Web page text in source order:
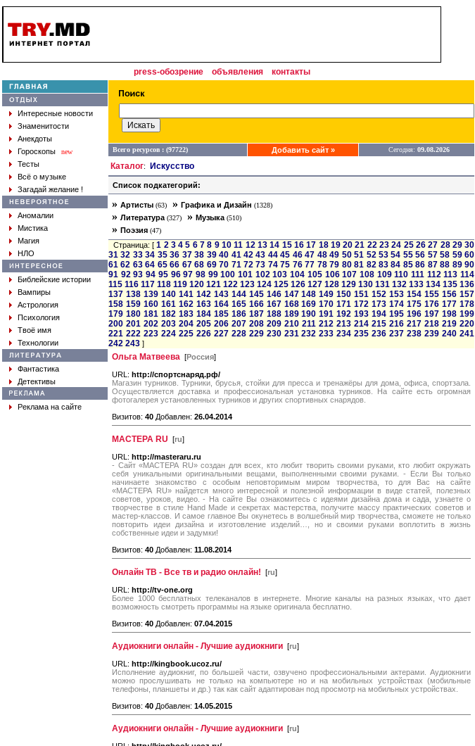
press-обозрение объявления контакты
Интересные новости
Знаменитости
Анекдоты
Гороскопы
new
Тесты
Всё о музыке
Загадай желание !
Аномалии
Мистика
Магия
НЛО
Библейские истории
Вампиры
Астрология
Психология
Твоё имя
Технологии
Фантастика
Детективы
Реклама на сайте
Всего ресурсов : (97722) Добавить сайт » Сегодня: 09.08.2026
Каталог: Искусство
Список подкатегорий:
» Артисты (63) » Графика и Дизайн (1328)
» Литература (327) » Музыка (510)
» Поэзия (47)
Страница: [1 2 3 4 5 6 7 8 9 10 11 12 13 14 15 16 17 18 19 20 21 22 23 24 25 26 27 28 29 30
31 32 33 34 35 36 37 38 39 40 41 42 43 44 45 46 47 48 49 50 51 52 53 54 55 56 57 58 59 60
61 62 63 64 65 66 67 68 69 70 71 72 73 74 75 76 77 78 79 80 81 82 83 84 85 86 87 88 89 90
91 92 93 94 95 96 97 98 99 100 101 102 103 104 105 106 107 108 109 110 111 112 113 114
115 116 117 118 119 120 121 122 123 124 125 126 127 128 129 130 131 132 133 134 135 136
137 138 139 140 141 142 143 144 145 146 147 148 149 150 151 152 153 154 155 156 157
158 159 160 161 162 163 164 165 166 167 168 169 170 171 172 173 174 175 176 177 178
179 180 181 182 183 184 185 186 187 188 189 190 191 192 193 194 195 196 197 198 199
200 201 202 203 204 205 206 207 208 209 210 211 212 213 214 215 216 217 218 219 220
221 222 223 224 225 226 227 228 229 230 231 232 233 234 235 236 237 238 239 240 241
242 243 ]
Ольга Матвеева [Россия]
URL: http://спортснаряд.рф/
Магазин турников. Турники, брусья, стойки для пресса и тренажёры для дома, офиса, спортзала.
Осуществляется доставка и профессиональная установка турников. На сайте есть огромная
фотогалерея установленных турников и других спортивных снарядов.
Визитов: 40 Добавлен: 26.04.2014
МАСТЕРА RU [ru]
URL: http://masteraru.ru
- Сайт «МАСТЕРА RU» создан для всех, кто любит творить своими руками, кто любит окружать
себя уникальными оригинальными вещами, выполненными своими руками. - Если Вы только
начинаете знакомство с особым неповторимым миром творчества, то для Вас на сайте
«МАСТЕРА RU» найдется много интересной и полезной информации в виде статей, полезных
советов, уроков, видео. - На сайте Вы ознакомитесь с идеями дизайна дома и сада, узнаете о
творчестве в стиле Hand Made и секретах мастерства, получите массу практических советов и
мастер-классов. И самое главное Вы окунетесь в волшебный мир творчества, сможете не только
повторить идеи дизайна и изготовление изделий…, но и своими руками воплотить в жизнь
собственные идеи и задумки!
Визитов: 40 Добавлен: 11.08.2014
Онлайн ТВ - Все тв и радио онлайн! [ru]
URL: http://tv-one.org
Более 1000 бесплатных телеканалов в интернете. Многие каналы на разных языках, что дает
возможность смотреть программы на языке оригинала бесплатно.
Визитов: 40 Добавлен: 07.04.2015
Аудиокниги онлайн - Лучшие аудиокниги [ru]
URL: http://kingbook.ucoz.ru/
Исполнение аудиокниг, по большей части, озвучено профессиональными актерами. Аудиокниги
можно прослушивать не только на компьютере но и на мобильных устройствах (мобильные
телефоны, планшеты и др.) так как сайт адаптирован под просмотр на мобильных устройствах.
Визитов: 40 Добавлен: 14.05.2015
Аудиокниги онлайн - Лучшие аудиокниги [ru]